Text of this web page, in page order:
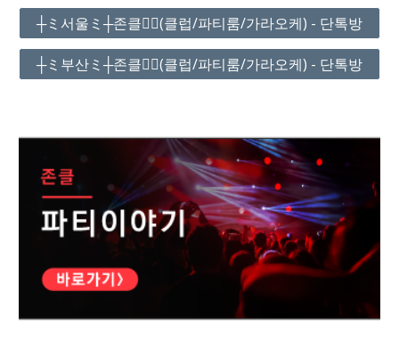
┼ミ서울ミ┼존클❤️‍🔥(클럽/파티룸/가라오케) - 단톡방
┼ミ부산ミ┼존클❤️‍🔥(클럽/파티룸/가라오케) - 단톡방